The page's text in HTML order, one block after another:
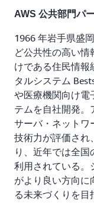
員は情報処理に
利用者の目線でど
スとすり合わせを
クラウドと他の
サポートいただき
導入効果
ガバメントクラウ
会を目指す
デジタル庁は令
ウド先行事業にお
従来環境とガバメ
価するもので、盛
AWS 公共部門パ
1966 年岩手県盛
ど公共性の高い情
けである住民情報
タルシステム
や医療機関向け電
テムを自社開発。
サーバ・ネットワ
技術力が評価され
り、近年では全
利用されている。
がより良い方向に
る未来づくりを目